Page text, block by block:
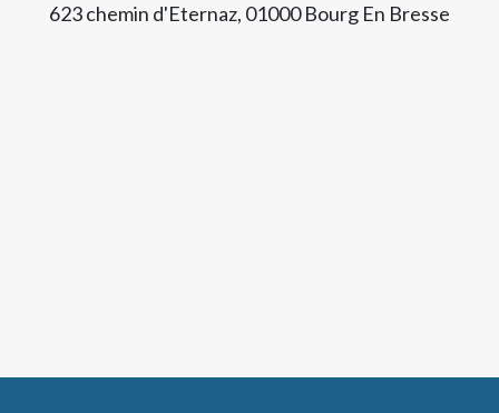
623 chemin d'Eternaz, 01000 Bourg En Bresse